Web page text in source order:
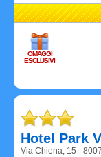
OMAGGI
ESCLUSIVI
Hotel Park
Via Chiena, 15 -